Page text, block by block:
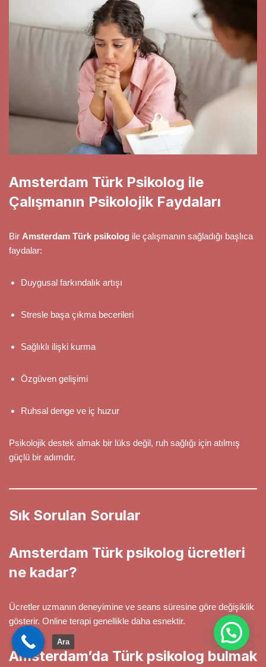
Amsterdam Türk Psikolog ile
Çalışmanın Psikolojik Faydaları
Bir Amsterdam Türk psikolog ile çalışmanın sağladığı başlıca
faydalar:
Duygusal farkındalık artışı
Stresle başa çıkma becerileri
Sağlıklı ilişki kurma
Özgüven gelişimi
Ruhsal denge ve iç huzur
Psikolojik destek almak bir lüks değil, ruh sağlığı için atılmış
güçlü bir adımdır.
Sık Sorulan Sorular
Amsterdam Türk psikolog ücretleri
ne kadar?
Ücretler uzmanın deneyimine ve seans süresine göre değişiklik
gösterir. Online terapi genellikle daha esnektir.
Amsterdam’da Türk psikolog bulmak
Ara